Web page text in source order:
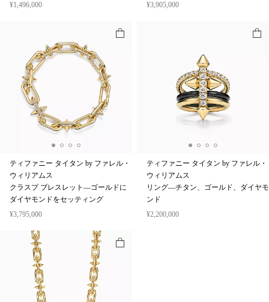
¥1,496,000
¥3,905,000
ティファニー タイタン by ファレル・
ウィリアムス
クラスプ ブレスレット—ゴールドに
ダイヤモンドをセッティング
¥3,795,000
ティファニー タイタン by ファレル・
ウィリアムス
リング—チタン、ゴールド、ダイヤモ
ンド
¥2,200,000